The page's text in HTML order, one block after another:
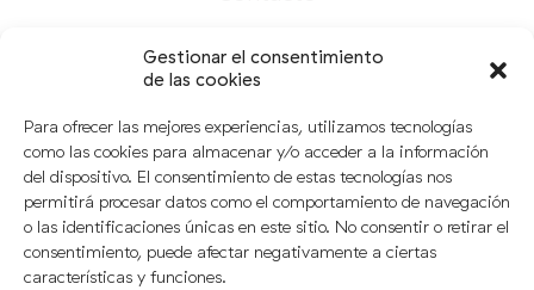
Gestionar el consentimiento
de las cookies
Para ofrecer las mejores experiencias, utilizamos tecnologías
como las cookies para almacenar y/o acceder a la información
del dispositivo. El consentimiento de estas tecnologías nos
permitirá procesar datos como el comportamiento de navegación
o las identificaciones únicas en este sitio. No consentir o retirar el
consentimiento, puede afectar negativamente a ciertas
características y funciones.
Síguenos
Instagram
Facebook
Linkedin
Notas Legales